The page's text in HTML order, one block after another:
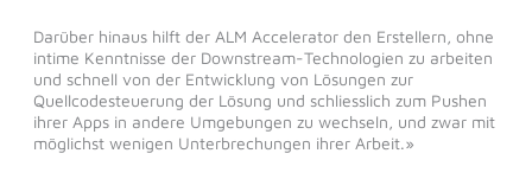
Darüber hinaus hilft der ALM Accelerator den Erstellern, ohne
intime Kenntnisse der Downstream-Technologien zu arbeiten
und schnell von der Entwicklung von Lösungen zur
Quellcodesteuerung der Lösung und schliesslich zum Pushen
ihrer Apps in andere Umgebungen zu wechseln, und zwar mit
möglichst wenigen Unterbrechungen ihrer Arbeit.»